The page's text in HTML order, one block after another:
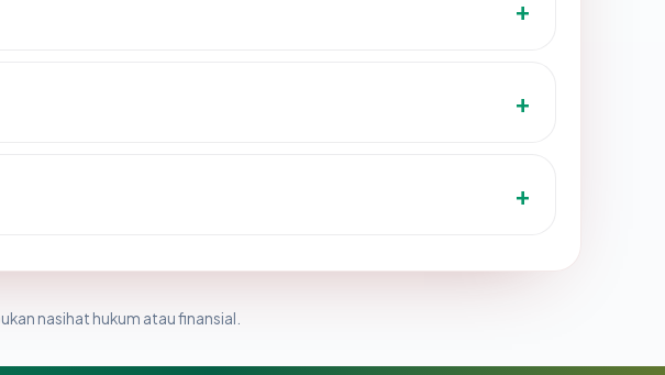
nasihat hukum atau finansial.